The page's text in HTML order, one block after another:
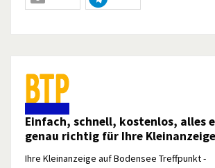
Einfach, schnell, kostenlos, alles
genau richtig für Ihre Kleinanzeige
Ihre Kleinanzeige auf Bodensee Treffpunkt -